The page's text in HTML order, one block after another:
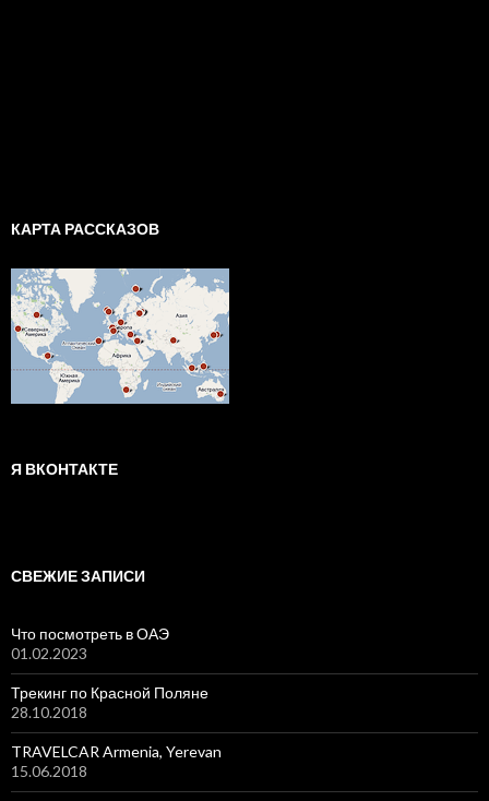
КАРТА РАССКАЗОВ
Я ВКОНТАКТЕ
СВЕЖИЕ ЗАПИСИ
Что посмотреть в ОАЭ
01.02.2023
Трекинг по Красной Поляне
28.10.2018
TRAVELCAR Armenia, Yerevan
15.06.2018